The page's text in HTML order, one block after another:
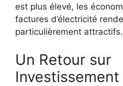
est plus élevé, les
factures d’électricité
particulièrement attractifs.
Un Retour sur
Investissement